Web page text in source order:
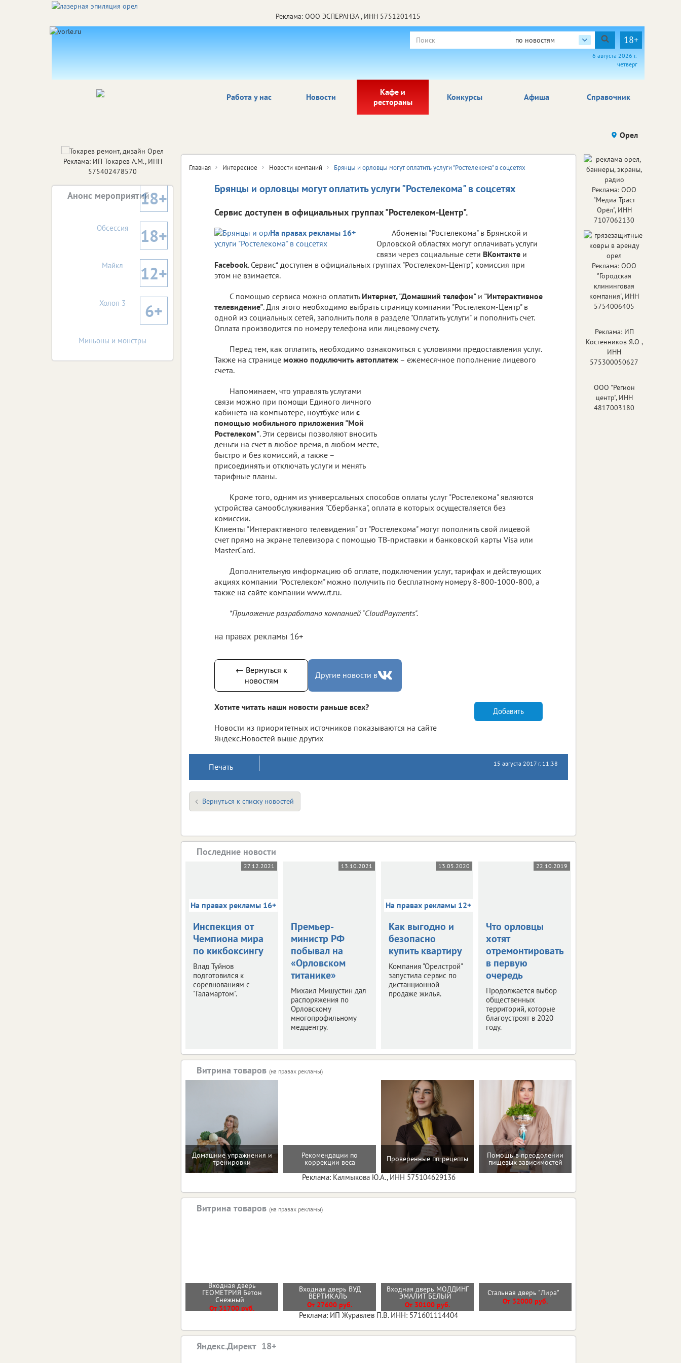
Реклама: ООО ЭСПЕРАНЗА , ИНН 5751201415
по новостям 18+
6 августа 2026 г.
четверг
Работа у нас Новости
Кафе и
рестораны
Афиша Справочник
Конкурсы
Орел
Главная Интересное Новости компаний Брянцы и орловцы могут оплатить услуги "Ростелекома" в соцсетях
Брянцы и орловцы могут оплатить услуги "Ростелекома" в соцсетях
Сервис доступен в официальных группах "Ростелеком-Центр".
На правах рекламы 16+
Абоненты "Ростелекома" в Брянской и
Орловской областях могут оплачивать услуги
связи через социальные сети ВКонтакте и
Facebook. Сервис* доступен в официальных группах "Ростелеком-Центр", комиссия при
этом не взимается.
С помощью сервиса можно оплатить Интернет, "Домашний телефон" и "Интерактивное
телевидение". Для этого необходимо выбрать страницу компании "Ростелеком-Центр" в
одной из социальных сетей, заполнить поля в разделе "Оплатить услуги" и пополнить счет.
Оплата производится по номеру телефона или лицевому счету.
Перед тем, как оплатить, необходимо ознакомиться с условиями предоставления услуг.
Также на странице можно подключить автоплатеж – ежемесячное пополнение лицевого
счета.
Напоминаем, что управлять услугами
связи можно при помощи Единого личного
кабинета на компьютере, ноутбуке или с
помощью мобильного приложения "Мой
Ростелеком". Эти сервисы позволяют вносить
деньги на счет в любое время, в любом месте,
быстро и без комиссий, а также –
присоединять и отключать услуги и менять
тарифные планы.
Кроме того, одним из универсальных способов оплаты услуг "Ростелекома" являются
устройства самообслуживания "Сбербанка", оплата в которых осуществляется без
комиссии.
Клиенты "Интерактивного телевидения" от "Ростелекома" могут пополнить свой лицевой
счет прямо на экране телевизора с помощью ТВ-приставки и банковской карты Visa или
MasterCard.
Дополнительную информацию об оплате, подключении услуг, тарифах и действующих
акциях компании "Ростелеком" можно получить по бесплатному номеру 8-800-1000-800, а
также на сайте компании www.rt.ru.
*Приложение разработано компанией "CloudPayments".
на правах рекламы 16+
← Вернуться к
новостям
Другие новости в
Хотите читать наши новости раньше всех?
Новости из приоритетных источников показываются на сайте
Яндекс.Новостей выше других
Добавить
Печать 15 августа 2017 г. 11:38
Вернуться к списку новостей
Последние новости
27.12.2021
На правах рекламы 16+
Инспекция от
Чемпиона мира
по кикбоксингу
Влад Туйнов
подготовился к
соревнованиям с
"Галамартом".
13.10.2021
Премьер-
министр РФ
побывал на
«Орловском
титанике»
Михаил Мишустин дал
распоряжения по
Орловскому
многопрофильному
медцентру.
13.05.2020
На правах рекламы 12+
Как выгодно и
безопасно
купить квартиру
Компания "Орелстрой"
запустила сервис по
дистанционной
продаже жилья.
22.10.2019
Что орловцы
хотят
отремонтировать
в первую
очередь
Продолжается выбор
общественных
территорий, которые
благоустроят в 2020
году.
Витрина товаров (на правах рекламы)
Домашние упражнения и
тренировки
Рекомендации по
коррекции веса Проверенные пп-рецепты Помощь в преодолении
пищевых зависимостей
Реклама: Калмыкова Ю.А., ИНН 575104629136
Витрина товаров (на правах рекламы)
Входная дверь
ГЕОМЕТРИЯ Бетон
Снежный
От 31700 руб.
Входная дверь ВУД
ВЕРТИКАЛЬ
От 27600 руб.
Входная дверь МОЛДИНГ
ЭМАЛИТ БЕЛЫЙ
От 30100 руб.
Стальная дверь "Лира"
От 32000 руб.
Реклама: ИП Журавлев П.В. ИНН: 571601114404
Яндекс.Директ
Реклама: ИП Токарев А.М., ИНН
575402478570
Анонс мероприятий18+
Обсессия 18+
Майкл 12+
Холоп 3 6+
Миньоны и монстры
Реклама: ООО
"Медиа Траст
Орёл", ИНН
7107062130
Реклама: ООО
"Городская
клининговая
компания", ИНН
5754006405
Реклама: ИП
Костенников Я.О ,
ИНН
575300050627
ООО "Регион
центр", ИНН
4817003180